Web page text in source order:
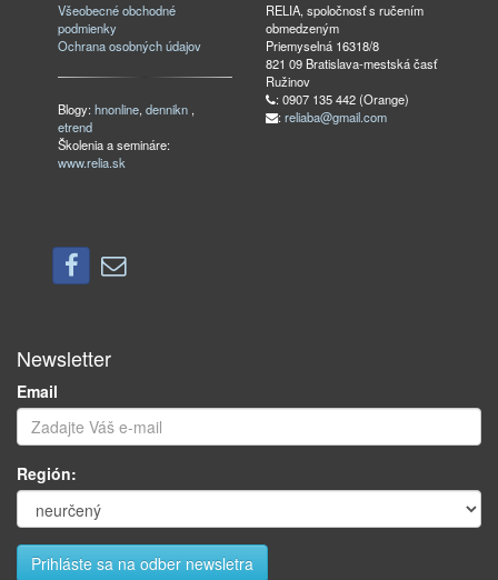
Všeobecné obchodné
podmienky
Ochrana osobných údajov
Blogy:hnonline,dennikn ,
etrend
Školenia a semináre:
www.relia.sk
RELIA, spoločnosť s ručením
obmedzeným
Priemyselná 16318/8
821 09 Bratislava-mestská časť
Ružinov
: 0907 135 442 (Orange)
: reliaba@gmail.com
Newsletter
Email
Región: